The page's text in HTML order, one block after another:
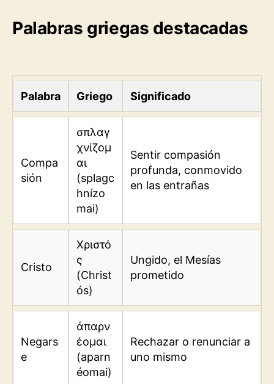
Palabras griegas destacadas
Palabra Griego Significado
Compa
sión
σπλαγ
χνίζομ
αι
(splagc
hnízo
mai)
Sentir compasión
profunda, conmovido
en las entrañas
Cristo
Χριστό
ς
(Christ
ós)
Ungido, el Mesías
prometido
Negars
e
ἀπαρν
έομαι
(aparn
éomai)
Rechazar o renunciar a
uno mismo